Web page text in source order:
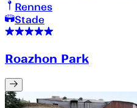
Rennes
Stade
Roazhon Park